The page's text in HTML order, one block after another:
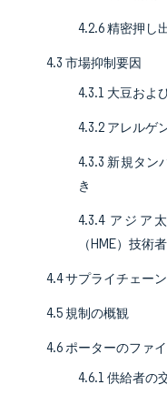
4.2.6 精密押し
4.3 市場抑制要因
4.3.1 大豆およ
4.3.2 アレルゲ
4.3.3 新規タン
き
4.3.4 アジア
（HME）技術
4.4 サプライチェー
4.5 規制の概観
4.6 ポーターのファイ
4.6.1 供給者の